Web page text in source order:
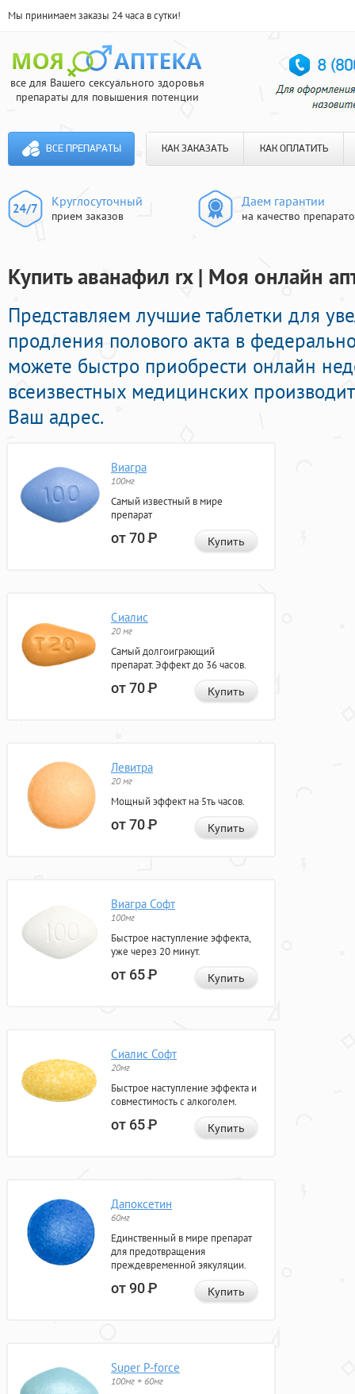
Мы принимаем заказы 24 часа в сутки!
все для Вашего сексуального здоровья
препараты для повышения потенции
ВСЕ ПРЕПАРАТЫ КАК ЗАКАЗАТЬ КАК ОПЛАТИТЬ
Круглосуточный
прием заказов
Даем гарантии
на качество
Купить аванафил rx | Моя онлайн
Представляем лучшие таблетки для
продления полового акта в
можете быстро приобрести онлайн
всеизвестных медицинских
Ваш адрес.
Виагра
100мг
Самый известный в мире
препарат
от 70Р Купить
Сиалис
20 мг
Самый долгоиграющий
препарат. Эффект до 36 часов.
от 70Р Купить
Левитра
20 мг
Мощный эффект на 5ть часов.
от 70Р Купить
Виагра Софт
100мг
Быстрое наступление эффекта,
уже через 20 минут.
от 65Р Купить
Сиалис Софт
20мг
Быстрое наступление эффекта и
совместимость с алкоголем.
от 65Р Купить
Дапоксетин
60мг
Единственный в мире препарат
для предотвращения
преждевременной эякуляции.
от 90Р Купить
Super P-force
100мг + 60мг